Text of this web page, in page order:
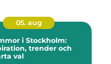
05. aug
i Stockholm:
trender och
val